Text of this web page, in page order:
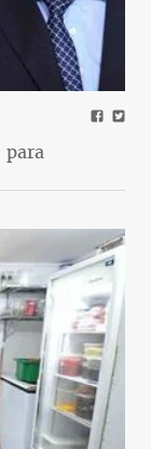
para